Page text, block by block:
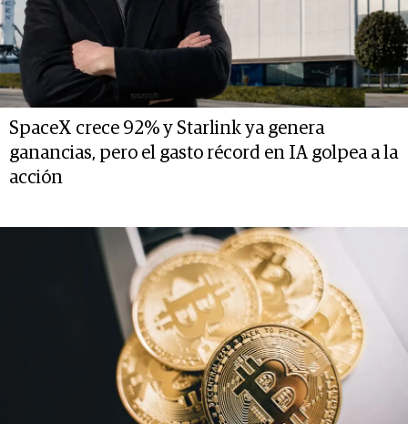
SpaceX crece 92% y Starlink ya genera
ganancias, pero el gasto récord en IA golpea a la
acción